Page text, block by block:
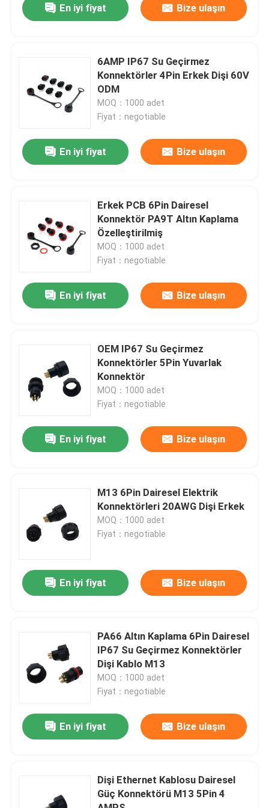
Hakkımızda
Fabrika turu
Bize Ulaşın
Bir teklif isteği
DIP USB Konektörü
USB C Tipi Konnektörler
En iyi fiyat Bize ulaşın
6AMP IP67 Su Geçirmez
Konnektörler 4Pin Erkek Dişi 60V
ODM
MOQ：1000 adet
Fiyat：negotiable
En iyi fiyat Bize ulaşın
Erkek PCB 6Pin Dairesel
Konnektör PA9T Altın Kaplama
Özelleştirilmiş
MOQ：1000 adet
Fiyat：negotiable
En iyi fiyat Bize ulaşın
OEM IP67 Su Geçirmez
Konnektörler 5Pin Yuvarlak
Konnektör
MOQ：1000 adet
Fiyat：negotiable
En iyi fiyat Bize ulaşın
M13 6Pin Dairesel Elektrik
Konnektörleri 20AWG Dişi Erkek
MOQ：1000 adet
Fiyat：negotiable
En iyi fiyat Bize ulaşın
PA66 Altın Kaplama 6Pin Dairesel
IP67 Su Geçirmez Konnektörler
Dişi Kablo M13
MOQ：1000 adet
Fiyat：negotiable
En iyi fiyat Bize ulaşın
Dişi Ethernet Kablosu Dairesel
Güç Konnektörü M13 5Pin 4